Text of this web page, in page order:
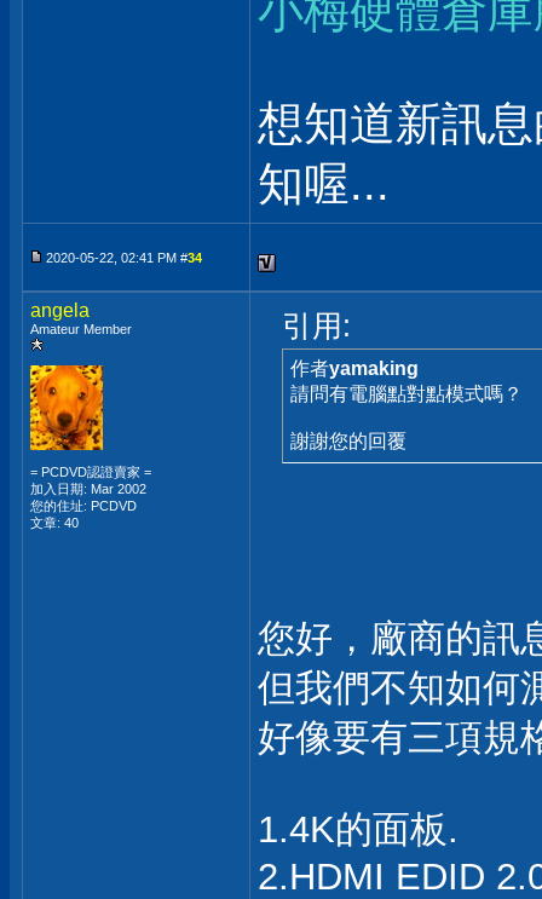
小梅硬體倉
想知道新訊
知喔...
2020-05-22, 02:41 PM #34
angela
Amateur Member
= PCDVD認證賣家 =
加入日期: Mar 2002
您的住址: PCDVD
文章: 40
引用:
作者yamaking
請問有電腦點對點模式嗎？
謝謝您的回覆
您好，廠商的訊
但我們不知如何
好像要有三項規
1.4K的面板.
2.HDMI EDID